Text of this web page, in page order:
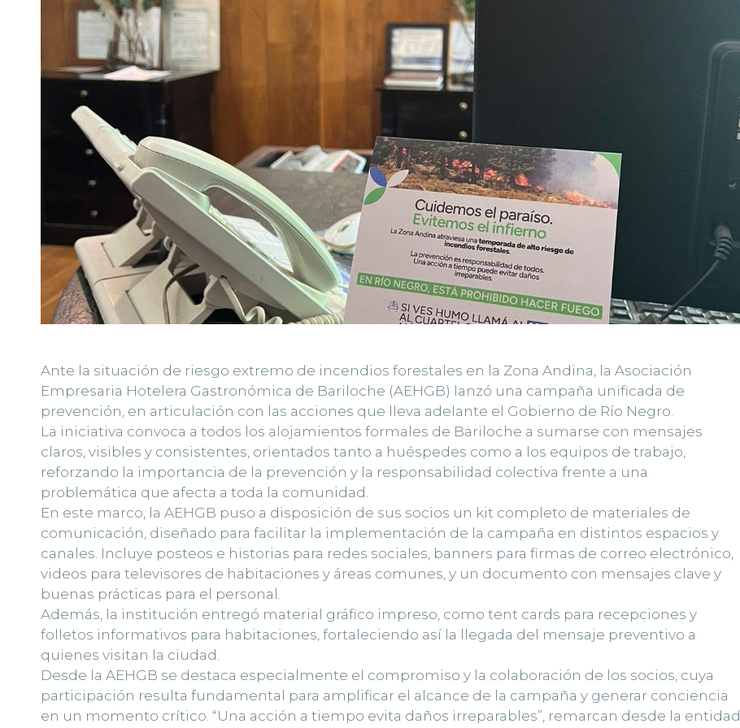
Ante la situación de riesgo extremo de incendios forestales en la Zona Andina, la Asociación
Empresaria Hotelera Gastronómica de Bariloche (AEHGB) lanzó una campaña unificada de
prevención, en articulación con las acciones que lleva adelante el Gobierno de Río Negro.
La iniciativa convoca a todos los alojamientos formales de Bariloche a sumarse con mensajes
claros, visibles y consistentes, orientados tanto a huéspedes como a los equipos de trabajo,
reforzando la importancia de la prevención y la responsabilidad colectiva frente a una
problemática que afecta a toda la comunidad.
En este marco, la AEHGB puso a disposición de sus socios un kit completo de materiales de
comunicación, diseñado para facilitar la implementación de la campaña en distintos espacios y
canales. Incluye posteos e historias para redes sociales, banners para firmas de correo electrónico,
videos para televisores de habitaciones y áreas comunes, y un documento con mensajes clave y
buenas prácticas para el personal.
Además, la institución entregó material gráfico impreso, como tent cards para recepciones y
folletos informativos para habitaciones, fortaleciendo así la llegada del mensaje preventivo a
quienes visitan la ciudad.
Desde la AEHGB se destaca especialmente el compromiso y la colaboración de los socios, cuya
participación resulta fundamental para amplificar el alcance de la campaña y generar conciencia
en un momento crítico. “Una acción a tiempo evita daños irreparables”, remarcan desde la entidad,